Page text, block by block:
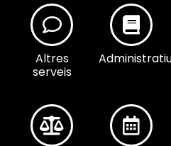
Altres
serveis